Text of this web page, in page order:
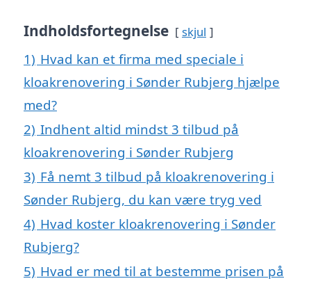
Indholdsfortegnelse skjul
1) Hvad kan et firma med speciale i
kloakrenovering i Sønder Rubjerg hjælpe
med?
2) Indhent altid mindst 3 tilbud på
kloakrenovering i Sønder Rubjerg
3) Få nemt 3 tilbud på kloakrenovering i
Sønder Rubjerg, du kan være tryg ved
4) Hvad koster kloakrenovering i Sønder
Rubjerg?
5) Hvad er med til at bestemme prisen på